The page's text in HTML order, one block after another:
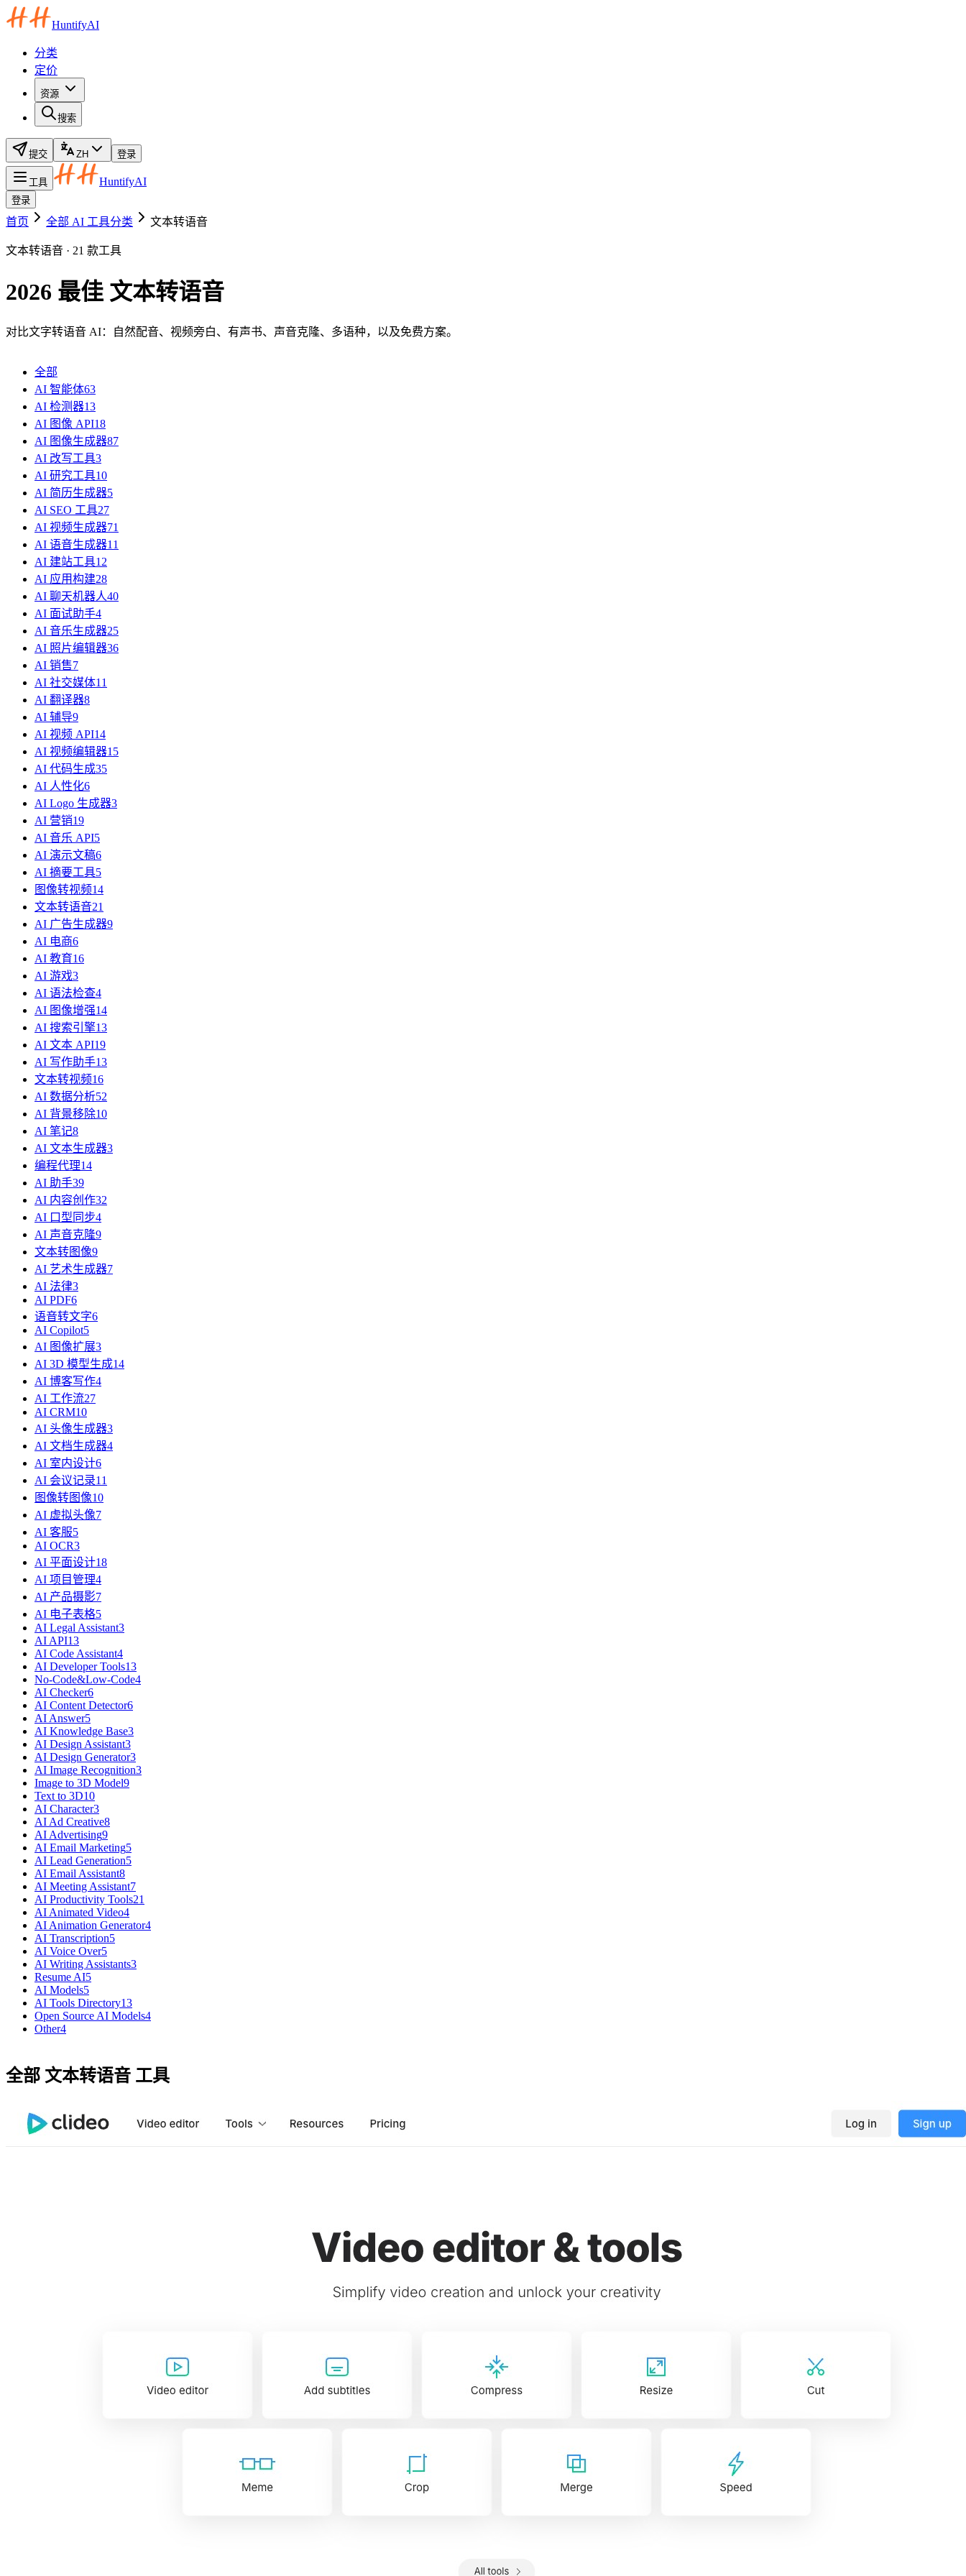
HuntifyAI
分类
定价
资源
搜索
提交 ZH 登录
工具 HuntifyAI
登录
首页 全部 AI 工具分类 文本转语音
文本转语音 · 21 款工具
2026 最佳 文本转语音
对比文字转语音 AI：自然配音、视频旁白、有声书、声音克隆、多语种，以及免费方案。
全部
AI 智能体63
AI 检测器13
AI 图像 API18
AI 图像生成器87
AI 改写工具3
AI 研究工具10
AI 简历生成器5
AI SEO 工具27
AI 视频生成器71
AI 语音生成器11
AI 建站工具12
AI 应用构建28
AI 聊天机器人40
AI 面试助手4
AI 音乐生成器25
AI 照片编辑器36
AI 销售7
AI 社交媒体11
AI 翻译器8
AI 辅导9
AI 视频 API14
AI 视频编辑器15
AI 代码生成35
AI 人性化6
AI Logo 生成器3
AI 营销19
AI 音乐 API5
AI 演示文稿6
AI 摘要工具5
图像转视频14
文本转语音21
AI 广告生成器9
AI 电商6
AI 教育16
AI 游戏3
AI 语法检查4
AI 图像增强14
AI 搜索引擎13
AI 文本 API19
AI 写作助手13
文本转视频16
AI 数据分析52
AI 背景移除10
AI 笔记8
AI 文本生成器3
编程代理14
AI 助手39
AI 内容创作32
AI 口型同步4
AI 声音克隆9
文本转图像9
AI 艺术生成器7
AI 法律3
AI PDF6
语音转文字6
AI Copilot5
AI 图像扩展3
AI 3D 模型生成14
AI 博客写作4
AI 工作流27
AI CRM10
AI 头像生成器3
AI 文档生成器4
AI 室内设计6
AI 会议记录11
图像转图像10
AI 虚拟头像7
AI 客服5
AI OCR3
AI 平面设计18
AI 项目管理4
AI 产品摄影7
AI 电子表格5
AI Legal Assistant3
AI API13
AI Code Assistant4
AI Developer Tools13
No-Code&Low-Code4
AI Checker6
AI Content Detector6
AI Answer5
AI Knowledge Base3
AI Design Assistant3
AI Design Generator3
AI Image Recognition3
Image to 3D Model9
Text to 3D10
AI Character3
AI Ad Creative8
AI Advertising9
AI Email Marketing5
AI Lead Generation5
AI Email Assistant8
AI Meeting Assistant7
AI Productivity Tools21
AI Animated Video4
AI Animation Generator4
AI Transcription5
AI Voice Over5
AI Writing Assistants3
Resume AI5
AI Models5
AI Tools Directory13
Open Source AI Models4
Other4
全部 文本转语音 工具